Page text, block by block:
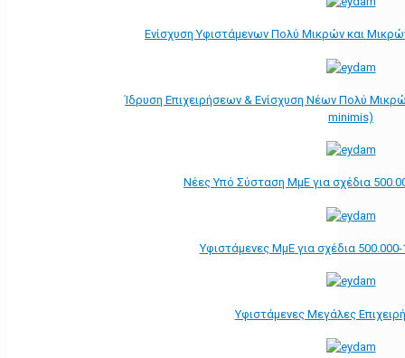
Ενίσχυση Υφιστάμενων Πολύ Μικρών και
Ίδρυση Επιχειρήσεων & Ενίσχυση Νέων Πολύ
minimis)
Νέες Υπό Σύσταση ΜμΕ για σχέδια
Υφιστάμενες ΜμΕ για σχέδια
Υφιστάμενες Μεγάλες